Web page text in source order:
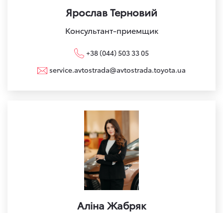
Ярослав Терновий
Консультант-приемщик
+38 (044) 503 33 05
service.avtostrada@avtostrada.toyota.ua
Аліна Жабряк